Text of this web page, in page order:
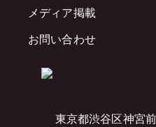
東京都渋谷区神宮
メディア掲載
お問い合わせ